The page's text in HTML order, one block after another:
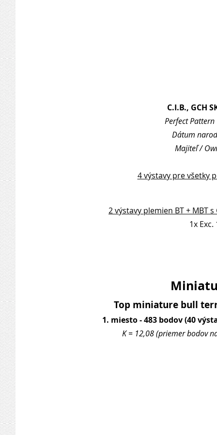
C.I.B., GCH
Perfect Pattern
Dátum
Majiteľ /
4 výstavy pre všetky
2 výstavy plemien BT + MBT
1x Exc.
Top miniature bull
1. miesto - 483 bodov (40
K = 12,08 (priemer bodov